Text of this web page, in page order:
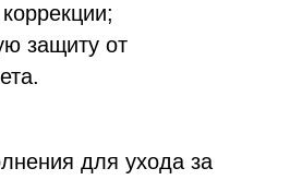
защиту от
для ухода за